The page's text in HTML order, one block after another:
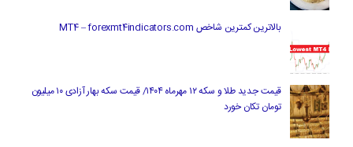
بالاترین کمترین شاخص MT4 – forexmt4indicators.com
قیمت جدید طلا و سکه ۱۲ مهرماه ۱۴۰۴/ قیمت سکه بهار آزادی ۱۰ میلیون
تومان تکان خورد